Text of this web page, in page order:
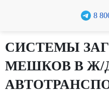
8
О компании
Каталог
Кейсы
СИСТЕМЫ
МЕШКОВ В Ж/